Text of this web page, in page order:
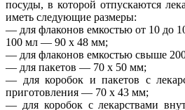
посуды, в которой отпускаются
иметь следующие размеры:
— для флаконов емкостью от 10 до
100 мл — 90 х 48 мм;
— для флаконов емкостью свыше
— для пакетов — 70 х 50 мм;
— для коробок и пакетов с
приготовления — 70 х 43 мм;
— для коробок с лекарствами